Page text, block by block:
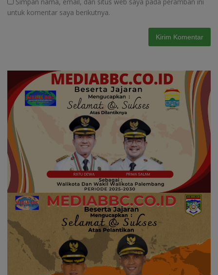
untuk komentar saya berikutnya.